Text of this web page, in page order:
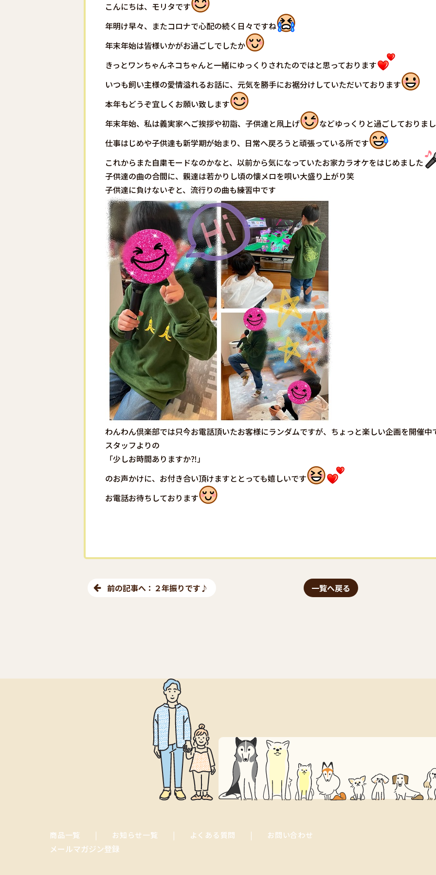
こんにちは、モリタです
年明け早々、またコロナで心配の続く日々ですね
年末年始は皆様いかがお過ごしでしたか
きっとワンちゃんネコちゃんと一緒にゆっくりされたのではと思っております
いつも飼い主様の愛情溢れるお話に、元気を勝手にお裾分けしていただいております
本年もどうぞ宜しくお願い致します
年末年始、私は義実家へご挨拶や初詣、子供達と凧上げ
などゆっくりと過ごしておりま
仕事はじめや子供達も新学期が始まり、日常へ戻ろうと頑張っている所です
これからまた自粛モードなのかなと、以前から気になっていたお家カラオケをはじめました
子供達の曲の合間に、親達は若かりし頃の懐メロを唄い大盛り上がり笑
子供達に負けないぞと、流行りの曲も練習中です
わんわん倶楽部では只今お電話頂いたお客様にランダムですが、ちょっと楽しい企画を開催中
スタッフよりの
「少しお時間ありますか⁈」
のお声かけに、お付き合い頂けますととっても嬉しいです
お電話お待ちしております
前の記事へ：２年振りです♪ 一覧へ戻る
商品一覧 お知らせ一覧 よくある質問 お問い合わせ
メールマガジン登録